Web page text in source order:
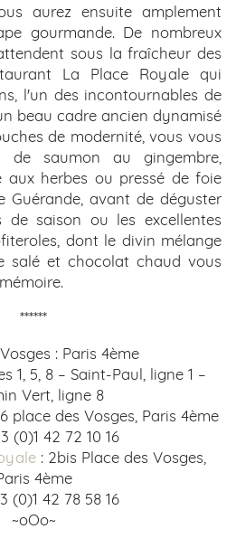
AVIS
GUIDE
aurez ensuite amplement
gourmande. De nombreux
sous la fraîcheur des
La Place Royale qui
l'un des incontournables de
beau cadre ancien dynamisé
de modernité, vous vous
de saumon au gingembre,
aux herbes ou pressé de foie
avant de déguster
saison ou les excellentes
dont le divin mélange
salé et chocolat chaud vous
******
: Paris 4ème
1, 5, 8 – Saint-Paul, ligne 1 –
Vert, ligne 8
place des Vosges, Paris 4ème
(0)1 42 72 10 16
: 2bis Place des Vosges,
4ème
(0)1 42 78 58 16
~oOo~